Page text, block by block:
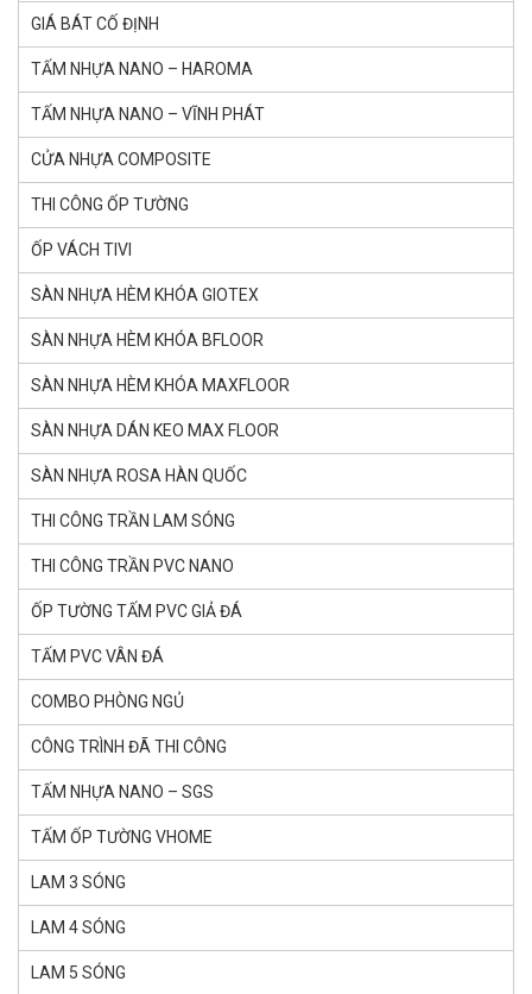
GIÁ BÁT CỐ ĐỊNH
TẤM NHỰA NANO – HAROMA
TẤM NHỰA NANO – VĨNH PHÁT
CỬA NHỰA COMPOSITE
THI CÔNG ỐP TƯỜNG
ỐP VÁCH TIVI
SÀN NHỰA HÈM KHÓA GlOTEX
SÀN NHỰA HÈM KHÓA BFLOOR
SÀN NHỰA HÈM KHÓA MAXFLOOR
SÀN NHỰA DÁN KEO MAX FLOOR
SÀN NHỰA ROSA HÀN QUỐC
THI CÔNG TRẦN LAM SÓNG
THI CÔNG TRẦN PVC NANO
ỐP TƯỜNG TẤM PVC GIẢ ĐÁ
TẤM PVC VÂN ĐÁ
COMBO PHÒNG NGỦ
CÔNG TRÌNH ĐÃ THI CÔNG
TẤM NHỰA NANO – SGS
TẤM ỐP TƯỜNG VHOME
LAM 3 SÓNG
LAM 4 SÓNG
LAM 5 SÓNG